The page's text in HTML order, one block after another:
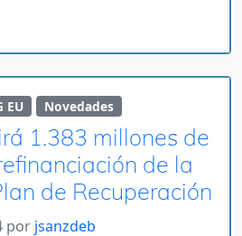
EU Novedades
1.383 millones de
de la
de Recuperación
por jsanzdeb